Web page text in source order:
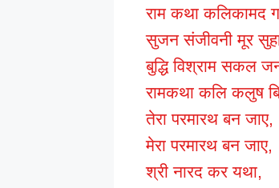
राम कथा कलिकामद
सुजन संजीवनी मूर
बुद्धि विश्राम सकल
रामकथा कलि कलुष
तेरा परमारथ बन जाए,
मेरा परमारथ बन जाए,
श्री नारद कर यथा,